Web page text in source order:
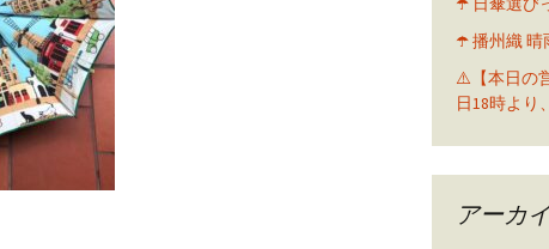
☂️ 播州織 晴
⚠️【本日の
日18時より
アーカ